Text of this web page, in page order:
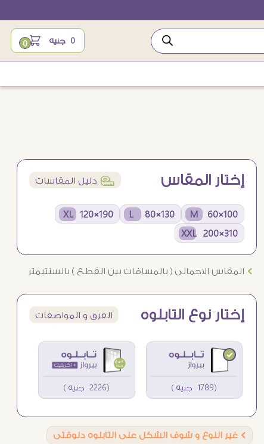
0 جنيه 0
إختار المقاس í دليل المقاسات
100×60 M
130×80 L
190×120 XL
310×200 XXL
Ö المقاس الاجمالى ( بالمسافات بين القطع ) بالسنتيمتر
إختار نوع التابلوه الفرق و المواصفات
(1789 جنيه ) (2226 جنيه )
Ö غير النوع و شوف الشكل على التابلوه دلوقتى